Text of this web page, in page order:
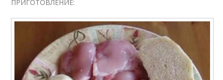
ПРИГОТОВЛЕНИЕ: